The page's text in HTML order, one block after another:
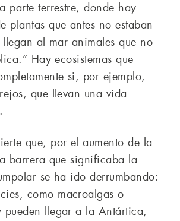
parte terrestre, donde hay
plantas que antes no estaban
llegan al mar animales que no
Hay ecosistemas que
si, por ejemplo,
que llevan una vida
que, por el aumento de la
barrera que significaba la
se ha ido derrumbando:
como macroalgas o
pueden llegar a la Antártica,